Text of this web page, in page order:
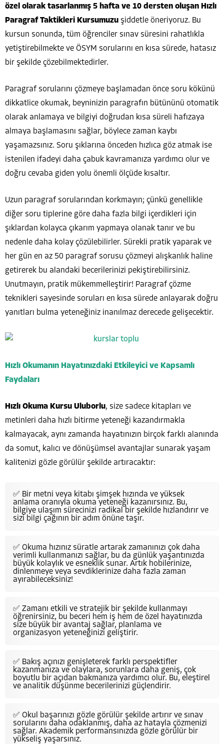
özel olarak tasarlanmış 5 hafta ve 10 dersten oluşan Hızlı
Paragraf Taktikleri Kursumuzu şiddetle öneriyoruz. Bu
kursun sonunda, tüm öğrenciler sınav süresini rahatlıkla
yetiştirebilmekte ve ÖSYM sorularını en kısa sürede, hatasız
bir şekilde çözebilmektedirler.
Paragraf sorularını çözmeye başlamadan önce soru kökünü
dikkatlice okumak, beyninizin paragrafın bütününü otomatik
olarak anlamaya ve bilgiyi doğrudan kısa süreli hafızaya
almaya başlamasını sağlar, böylece zaman kaybı
yaşamazsınız. Soru şıklarına önceden hızlıca göz atmak ise
istenilen ifadeyi daha çabuk kavramanıza yardımcı olur ve
doğru cevaba giden yolu önemli ölçüde kısaltır.
Uzun paragraf sorularından korkmayın; çünkü genellikle
diğer soru tiplerine göre daha fazla bilgi içerdikleri için
şıklardan kolayca çıkarım yapmaya olanak tanır ve bu
nedenle daha kolay çözülebilirler. Sürekli pratik yaparak ve
her gün en az 50 paragraf sorusu çözmeyi alışkanlık haline
getirerek bu alandaki becerilerinizi pekiştirebilirsiniz.
Unutmayın, pratik mükemmelleştirir! Paragraf çözme
teknikleri sayesinde soruları en kısa sürede anlayarak doğru
yanıtları bulma yeteneğiniz inanılmaz derecede gelişecektir.
Hızlı Okumanın Hayatınızdaki Etkileyici ve Kapsamlı
Faydaları
Hızlı Okuma Kursu Uluborlu, size sadece kitapları ve
metinleri daha hızlı bitirme yeteneği kazandırmakla
kalmayacak, aynı zamanda hayatınızın birçok farklı alanında
da somut, kalıcı ve dönüşümsel avantajlar sunarak yaşam
kalitenizi gözle görülür şekilde artıracaktır:
✅ Bir metni veya kitabı şimşek hızında ve yüksek
anlama oranıyla okuma yeteneği kazanırsınız. Bu,
bilgiye ulaşım sürecinizi radikal bir şekilde hızlandırır ve
sizi bilgi çağının bir adım önüne taşır.
✅ Okuma hızınız süratle artarak zamanınızı çok daha
verimli kullanmanızı sağlar, bu da günlük yaşantınızda
büyük kolaylık ve esneklik sunar. Artık hobilerinize,
dinlenmeye veya sevdiklerinize daha fazla zaman
ayırabileceksiniz!
✅ Zamanı etkili ve stratejik bir şekilde kullanmayı
öğrenirsiniz, bu beceri hem iş hem de özel hayatınızda
size büyük bir avantaj sağlar, planlama ve
organizasyon yeteneğinizi geliştirir.
✅ Bakış açınızı genişleterek farklı perspektifler
kazanmanıza ve olaylara, sorunlara daha geniş, çok
boyutlu bir açıdan bakmanıza yardımcı olur. Bu, eleştirel
ve analitik düşünme becerilerinizi güçlendirir.
✅ Okul başarınızı gözle görülür şekilde artırır ve sınav
sorularını daha odaklanmış, daha az hatayla çözmenizi
sağlar. Akademik performansınızda gözle görülür bir
yükseliş yaşarsınız.